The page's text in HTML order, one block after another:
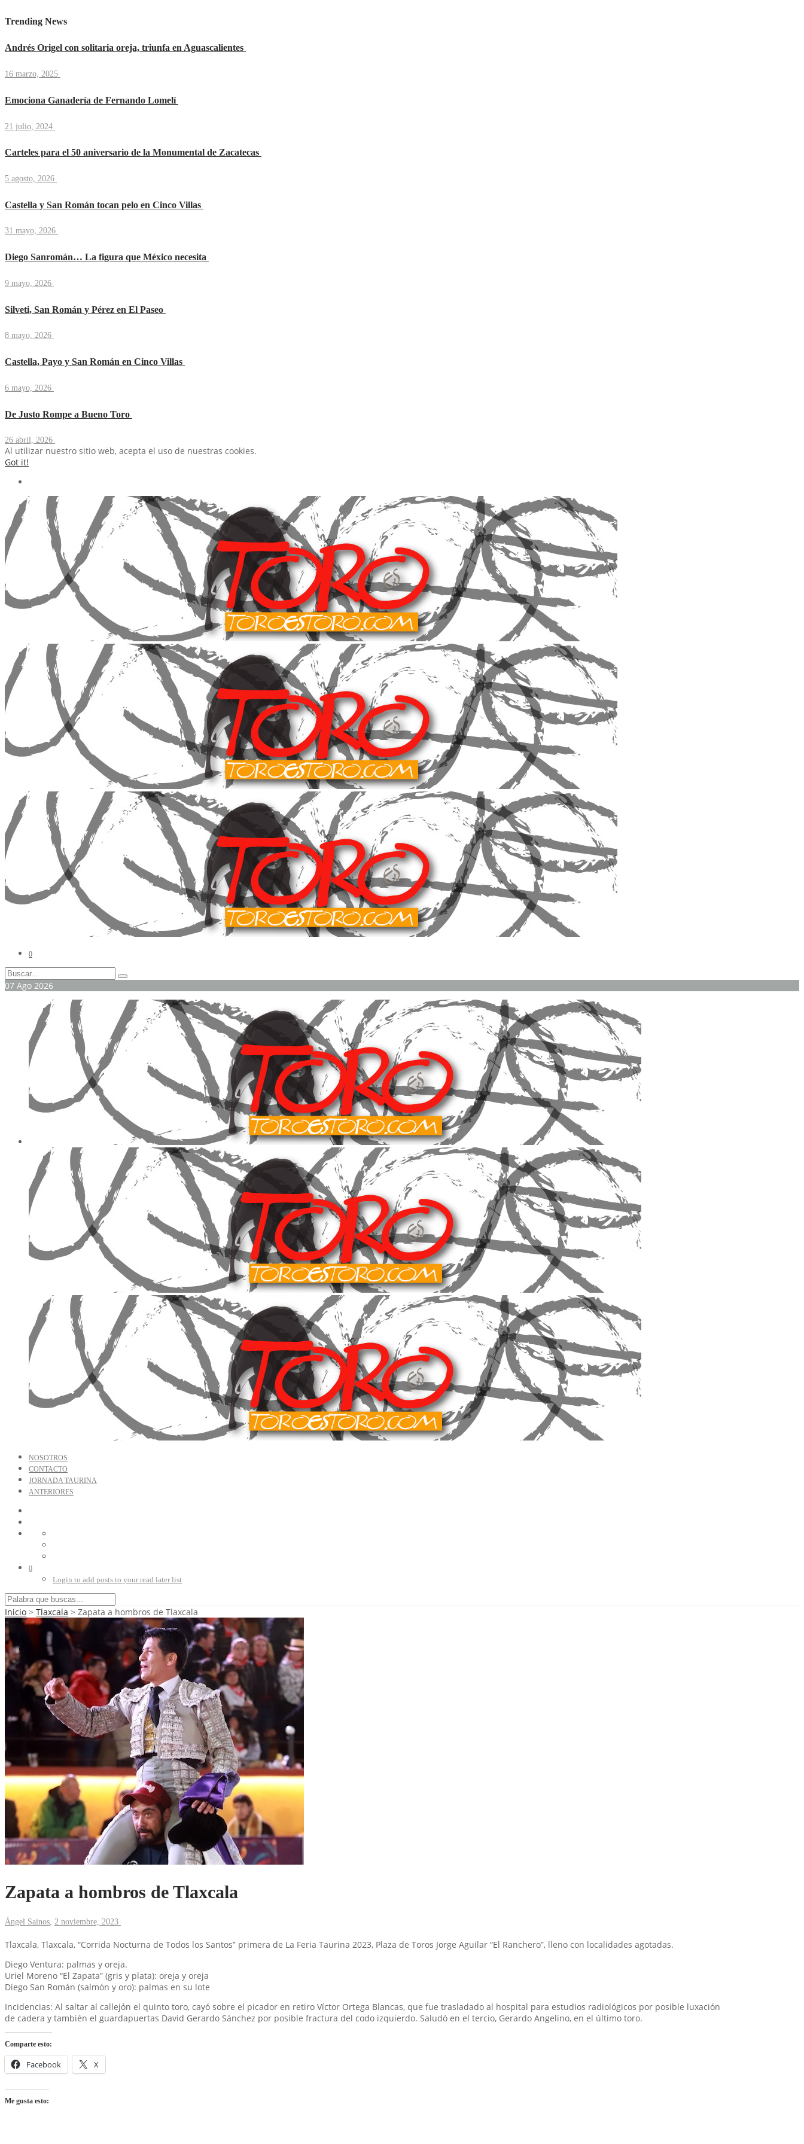
Trending News
Andrés Origel con solitaria oreja, triunfa en Aguascalientes
16 marzo, 2025
Emociona Ganadería de Fernando Lomelí
21 julio, 2024
Carteles para el 50 aniversario de la Monumental de Zacatecas
5 agosto, 2026
Castella y San Román tocan pelo en Cinco Villas
31 mayo, 2026
Diego Sanromán… La figura que México necesita
9 mayo, 2026
Silveti, San Román y Pérez en El Paseo
8 mayo, 2026
Castella, Payo y San Román en Cinco Villas
6 mayo, 2026
De Justo Rompe a Bueno Toro
26 abril, 2026
Al utilizar nuestro sitio web, acepta el uso de nuestras cookies.
Got it!
0
07 Ago 2026
NOSOTROS
CONTACTO
JORNADA TAURINA
ANTERIORES
0
Login to add posts to your read later list
Inicio > Tlaxcala > Zapata a hombros de Tlaxcala
Zapata a hombros de Tlaxcala
Ángel Sainos, 2 noviembre, 2023
Tlaxcala, Tlaxcala, “Corrida Nocturna de Todos los Santos” primera de La Feria Taurina 2023, Plaza de Toros Jorge Aguilar “El Ranchero”, lleno con localidades agotadas.
Diego Ventura: palmas y oreja.
Uriel Moreno “El Zapata” (gris y plata): oreja y oreja
Diego San Román (salmón y oro): palmas en su lote
Incidencias: Al saltar al callejón el quinto toro, cayó sobre el picador en retiro Víctor Ortega Blancas, que fue trasladado al hospital para estudios radiológicos por posible luxación
de cadera y también el guardapuertas David Gerardo Sánchez por posible fractura del codo izquierdo. Saludó en el tercio, Gerardo Angelino, en el último toro.
Comparte esto:
Facebook X
Me gusta esto: